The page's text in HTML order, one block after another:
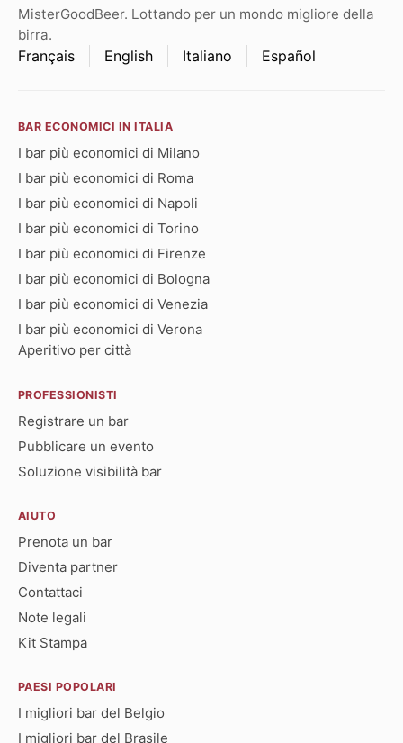
MisterGoodBeer. Lottando per un mondo migliore della
birra.
Français English Italiano Español
BAR ECONOMICI IN ITALIA
I bar più economici di Milano
I bar più economici di Roma
I bar più economici di Napoli
I bar più economici di Torino
I bar più economici di Firenze
I bar più economici di Bologna
I bar più economici di Venezia
I bar più economici di Verona
Aperitivo per città
PROFESSIONISTI
Registrare un bar
Pubblicare un evento
Soluzione visibilità bar
AIUTO
Prenota un bar
Diventa partner
Contattaci
Note legali
Kit Stampa
PAESI POPOLARI
I migliori bar del Belgio
I migliori bar del Brasile